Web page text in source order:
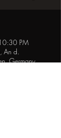
PM
An d.
Germany